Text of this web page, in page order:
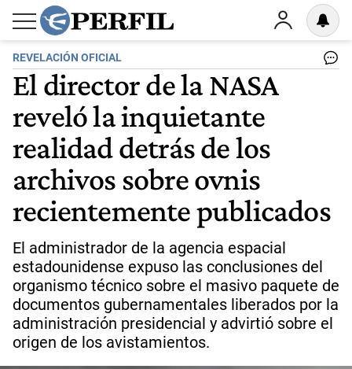
REVELACIÓN OFICIAL
El director de la NASA
reveló la inquietante
realidad detrás de los
archivos sobre ovnis
recientemente publicados
El administrador de la agencia espacial
estadounidense expuso las conclusiones del
organismo técnico sobre el masivo paquete de
documentos gubernamentales liberados por la
administración presidencial y advirtió sobre el
origen de los avistamientos.